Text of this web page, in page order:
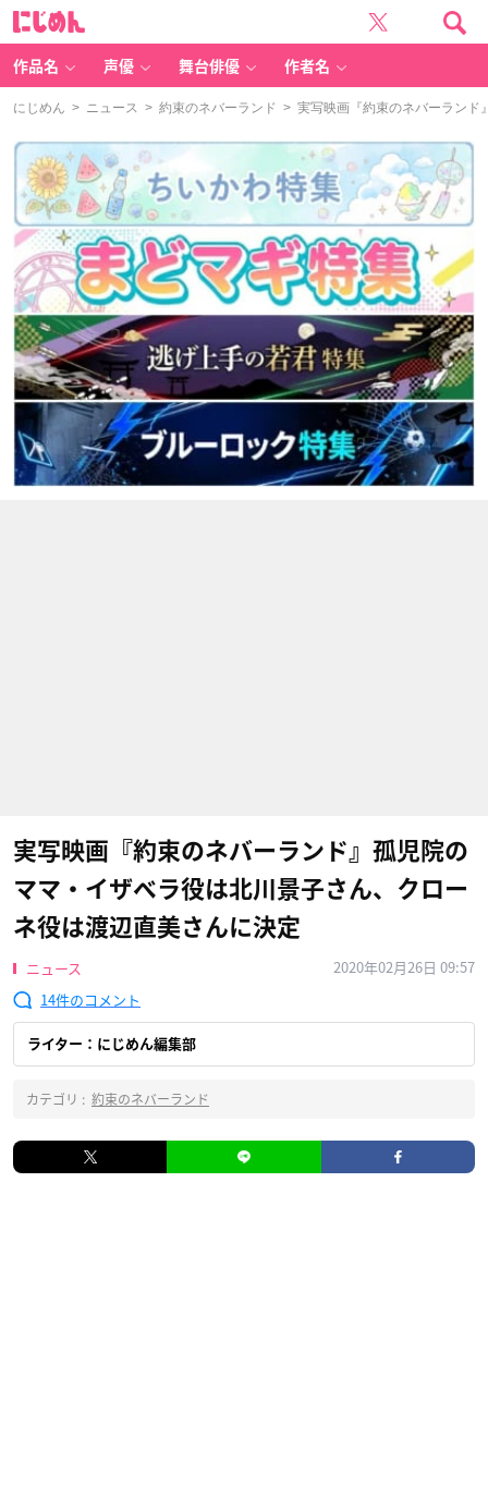
作品名 声優 舞台俳優 作者名
にじめん > ニュース > 約束のネバーランド > 実写映画『約束のネバーランド
実写映画『約束のネバーランド』孤児院の
ママ・イザベラ役は北川景子さん、クロー
ネ役は渡辺直美さんに決定
ニュース
2020年02月26日 09:57
14
ライター：にじめん編集部
カテゴリ : 約束のネバーランド